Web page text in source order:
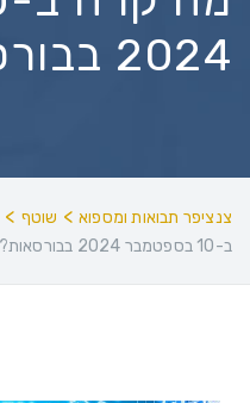
2024 בבורסאות?
צנציפר תבואות ומספוא > שוטף >
ב-10 בספטמבר 2024 בבורסאות?